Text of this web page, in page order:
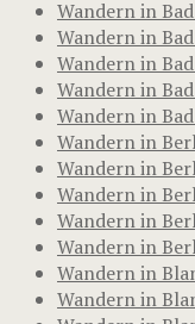
Wandern in
Wandern in
Wandern in
Wandern in
Wandern in
Wandern in
Wandern in
Wandern in
Wandern in
Wandern in
Wandern in
Wandern in